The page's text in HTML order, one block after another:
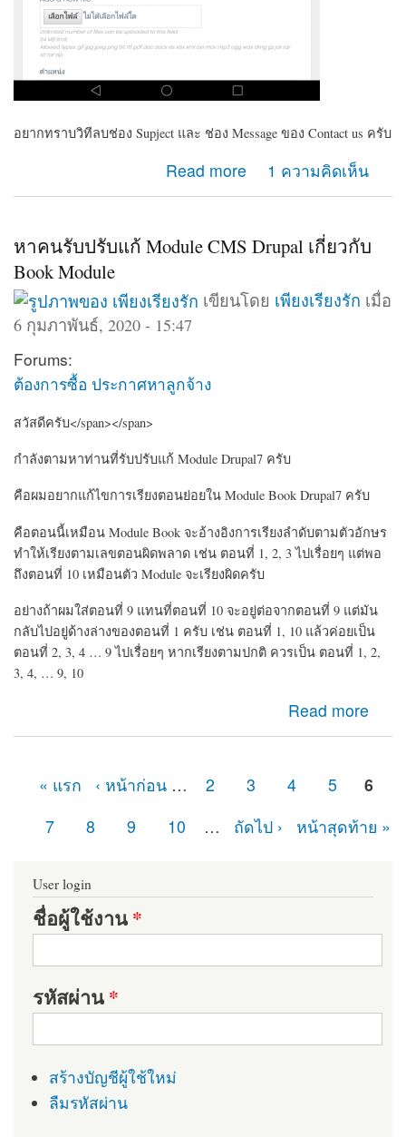
อยากทราบวิทีลบช่อง Supject และ ช่อง Message ของ Contact us ครับ
Read more
about ต้องการลบช่อง Supject และ ช่อง Massage
ของContact us
1 ความคิดเห็น
หาคนรับปรับแก้ Module CMS Drupal เกี่ยวกับ
Book Module
เขียนโดย เพียงเรียงรัก เมื่อ
6 กุมภาพันธ์, 2020 - 15:47
Forums:
ต้องการซื้อ ประกาศหาลูกจ้าง
สวัสดีครับ</span></span>
กำลังตามหาท่านที่รับปรับแก้ Module Drupal7 ครับ
คือผมอยากแก้ไขการเรียงตอนย่อยใน Module Book Drupal7 ครับ
คือตอนนี้เหมือน Module Book จะอ้างอิงการเรียงลำดับตามตัวอักษร
ทำให้เรียงตามเลขตอนผิดพลาด เช่น ตอนที่ 1, 2, 3 ไปเรื่อยๆ แต่พอ
ถึงตอนที่ 10 เหมือนตัว Module จะเรียงผิดครับ
อย่างถ้าผมใส่ตอนที่ 9 แทนที่ตอนที่ 10 จะอยู่ต่อจากตอนที่ 9 แต่มัน
กลับไปอยู่ด้างล่างของตอนที่ 1 ครับ เช่น ตอนที่ 1, 10 แล้วค่อยเป็น
ตอนที่ 2, 3, 4 … 9 ไปเรื่อยๆ หากเรียงตามปกติ ควรเป็น ตอนที่ 1, 2,
3, 4, … 9, 10
Read more
about หาคนรับปรับแก้ Module CMS Drupal เกี่ยวกับ Book
Module
« แรก ‹ หน้าก่อน … 2 3 4 5
6
7
8 9 10 … ถัดไป › หน้าสุดท้าย »
User login
ชื่อผู้ใช้งาน*
รหัสผ่าน*
สร้างบัญชีผู้ใช้ใหม่
ลืมรหัสผ่าน